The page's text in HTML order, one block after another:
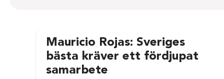
Mauricio Rojas: Sveriges
bästa kräver ett fördjupat
samarbete